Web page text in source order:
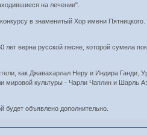
на лечении".
в знаменитый Хор имени
лет верна русской песне, которой сумела
как Джавахарлал Неру и Индира
культуры - Чарли Чаплин и Шарль
объявлено дополнительно.